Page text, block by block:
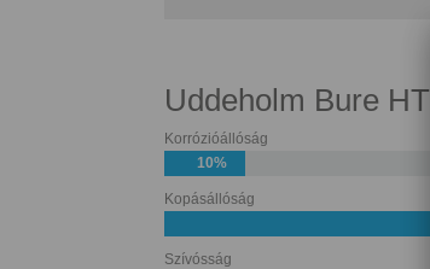
Uddeholm Bure HT
Korrózióállóság
10%
Kopásállóság
Szívósság